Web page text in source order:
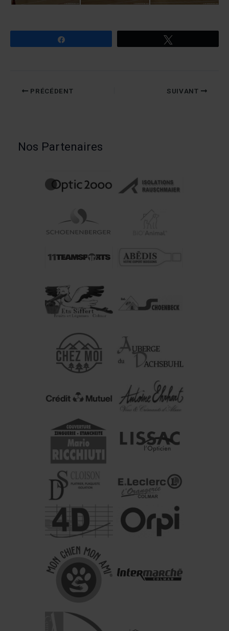
PRÉCÉDENT SUIVANT
Nos Partenaires